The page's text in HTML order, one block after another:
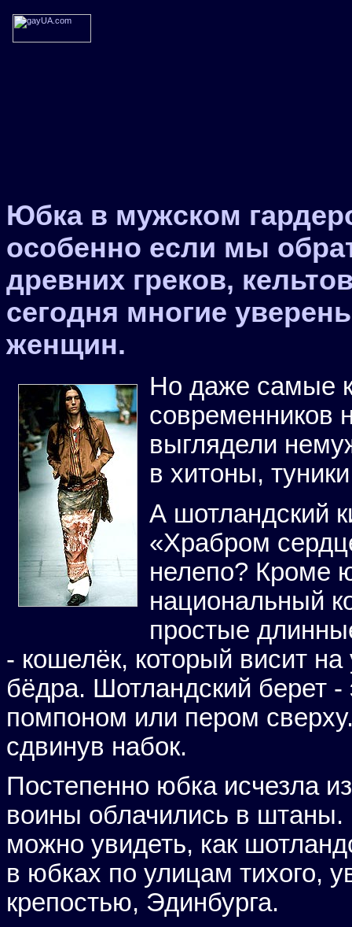
Юбка в мужском
особенно если мы
древних греков,
сегодня многие
женщин.
Но даже самые
современников
выглядели
в хитоны,
А шотландский
«Храбром
нелепо? Кроме
национальный
простые
- кошелёк, который висит
бёдра. Шотландский берет
помпоном или пером
сдвинув набок.
Постепенно юбка исчезла
воины облачились в
можно увидеть, как
в юбках по улицам тихого,
крепостью, Эдинбурга.